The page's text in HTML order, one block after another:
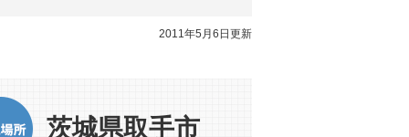
2011年5月6日更新
茨城県取手市